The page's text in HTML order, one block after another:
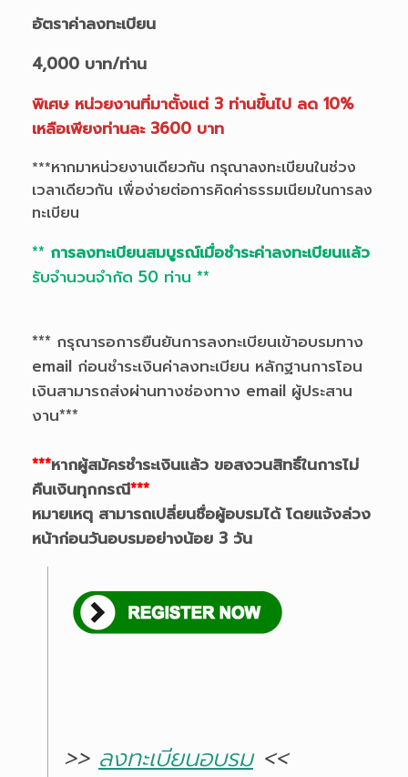
อัตราค่าลงทะเบียน
4,000 บาท/ท่าน
พิเศษ หน่วยงานที่มาตั้งแต่ 3 ท่านขึ้นไป ลด 10%
เหลือเพียงท่านละ 3600 บาท
***หากมาหน่วยงานเดียวกัน กรุณาลงทะเบียนในช่วง
เวลาเดียวกัน เพื่อง่ายต่อการคิดค่าธรรมเนียมในการลง
ทะเบียน
** การลงทะเบียนสมบูรณ์เมื่อชำระค่าลงทะเบียนแล้ว
รับจำนวนจำกัด 50 ท่าน **
*** กรุณารอการยืนยันการลงทะเบียนเข้าอบรมทาง
email ก่อนชำระเงินค่าลงทะเบียน หลักฐานการโอน
เงินสามารถส่งผ่านทางช่องทาง email ผู้ประสาน
งาน***
***หากผู้สมัครชำระเงินแล้ว ขอสงวนสิทธิ์ในการไม่
คืนเงินทุกกรณี***
หมายเหตุ สามารถเปลี่ยนชื่อผู้อบรมได้ โดยแจ้งล่วง
หน้าก่อนวันอบรมอย่างน้อย 3 วัน
>> ลงทะเบียนอบรม<<